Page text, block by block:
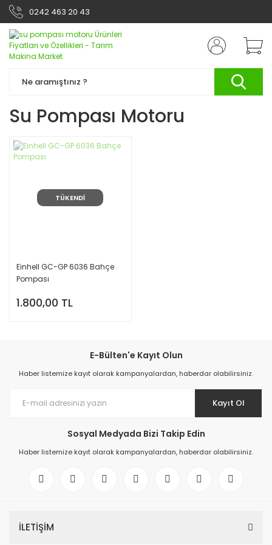
0242 463 20 43
Su Pompası Motoru
TÜKENDİ
Einhell GC-GP 6036 Bahçe
Pompası
1.800,00 TL
E-Bülten'e Kayıt Olun
Haber listemize kayıt olarak kampanyalardan, haberdar olabilirsiniz.
Kayıt Ol
Sosyal Medyada Bizi Takip Edin
Haber listemize kayıt olarak kampanyalardan, haberdar olabilirsiniz.
İLETİŞİM